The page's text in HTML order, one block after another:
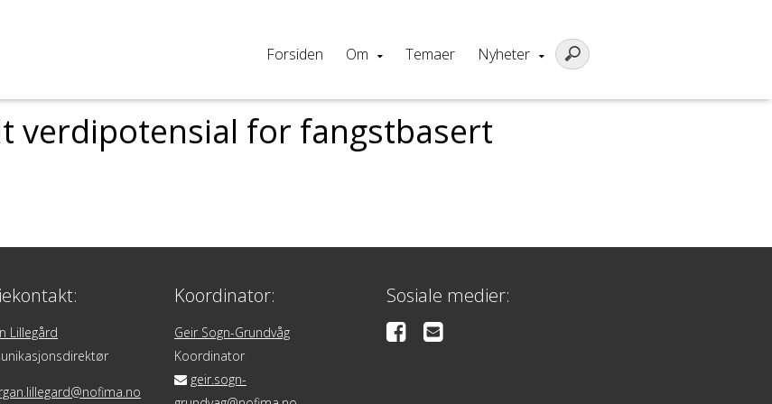
Forsiden Om Temaer Nyheter
verdipotensial for fangstbasert
Lillegård
Koordinator:
Geir Sogn-Grundvåg
Koordinator
geir.sogn-
Sosiale medier: